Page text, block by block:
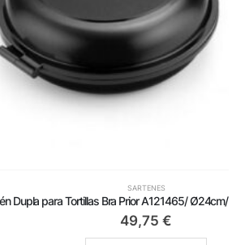
Sartén Dupla para Tortillas Bra Prior A121465/ Ø24cm/ Aluminio fundido/ Apta para Inducción